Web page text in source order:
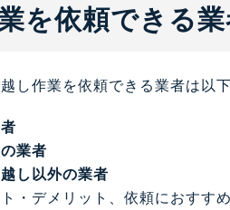
を依頼できる
し作業を依頼できる業者は以
業者
し以外の業者
・デメリット、依頼におすす